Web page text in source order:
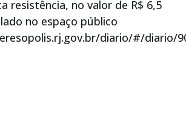
resistência, no valor de R$ 6,5
no espaço público
diario/#/diario/